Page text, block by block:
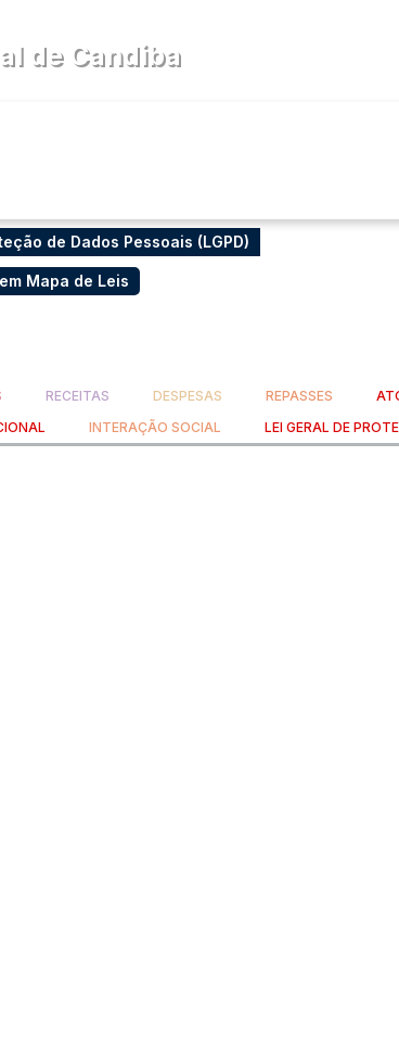
de Candiba
de Dados Pessoais (LGPD)
Mapa de Leis
RECEITAS DESPESAS REPASSES
INTERAÇÃO SOCIAL LEI GERAL DE